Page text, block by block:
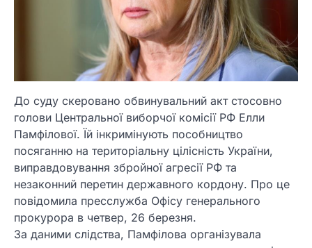
До суду скеровано обвинувальний акт стосовно
голови Центральної виборчої комісії РФ Елли
Памфілової. Їй інкримінують пособництво
посяганню на територіальну цілісність України,
виправдовування збройної агресії РФ та
незаконний перетин державного кордону. Про це
повідомила пресслужба Офісу генерального
прокурора в четвер, 26 березня.
За даними слідства, Памфілова організувала